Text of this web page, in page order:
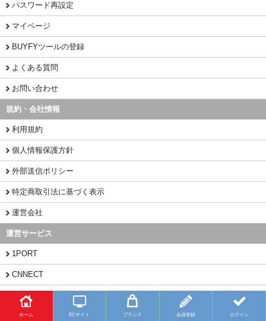
ホーム ECサイト ブランド 会員登録 ログイン
パスワード再設定
マイページ
BUYFYツールの登録
よくある質問
お問い合わせ
規約・会社情報
利用規約
個人情報保護方針
外部送信ポリシー
特定商取引法に基づく表示
運営会社
運営サービス
1PORT
CNNECT
CHINAMART
Copyright (C) 2026 BUYFY.JP All Rights Reserved.